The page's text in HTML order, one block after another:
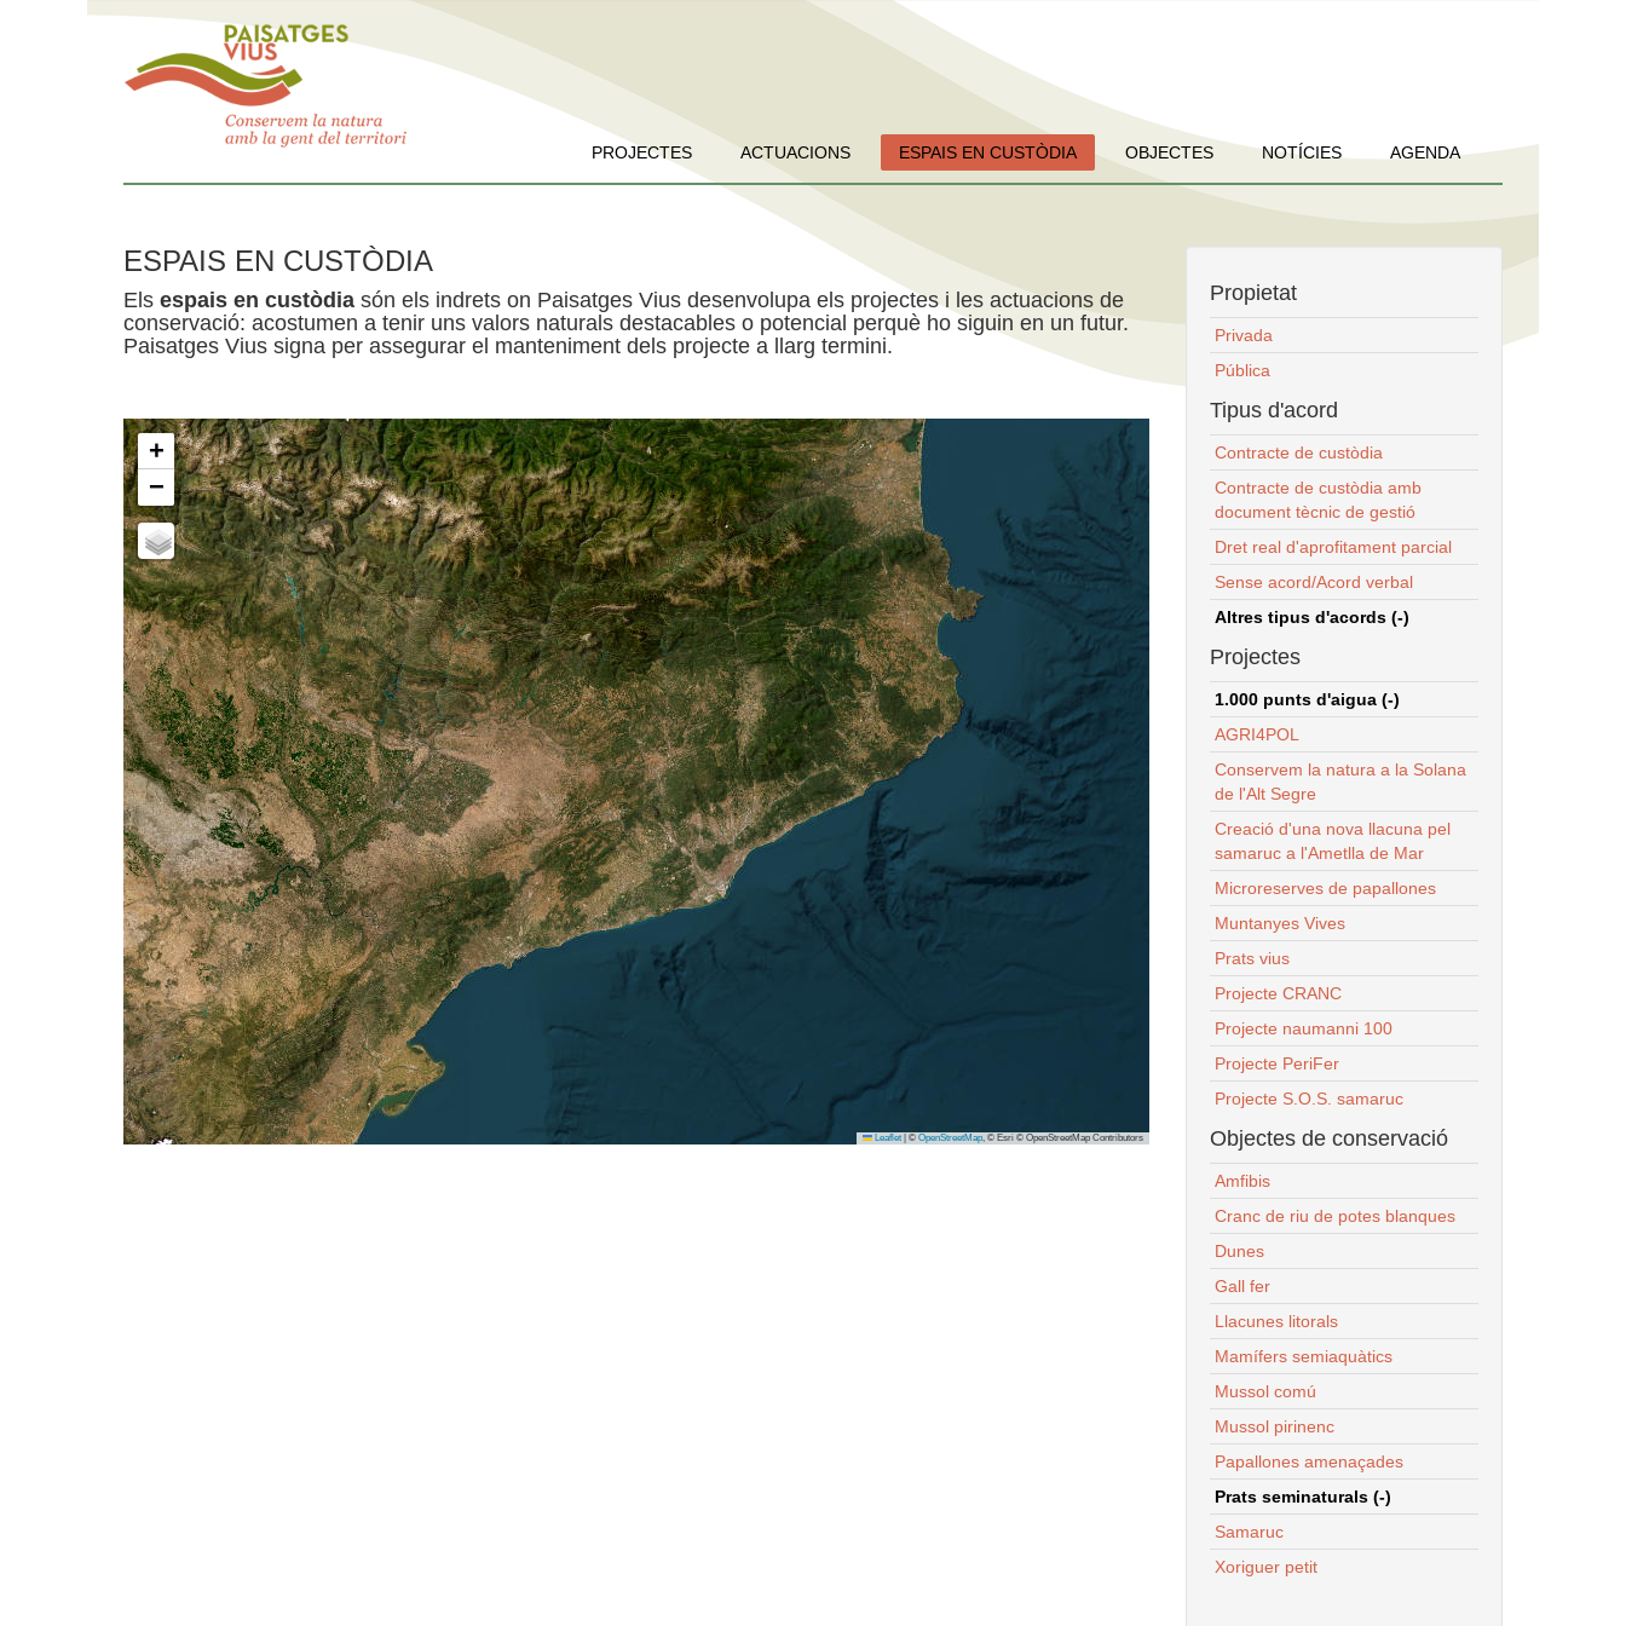
PROJECTES ACTUACIONS ESPAIS EN CUSTÒDIA OBJECTES NOTÍCIES AGENDA
ESPAIS EN CUSTÒDIA
Els espais en custòdia són els indrets on Paisatges Vius desenvolupa els projectes i les actuacions de
conservació: acostumen a tenir uns valors naturals destacables o potencial perquè ho siguin en un futur.
Paisatges Vius signa per assegurar el manteniment dels projecte a llarg termini.
+
−
Leaflet © OpenStreetMap, © Esri © OpenStreetMap Contributors
Propietat
Privada
Pública
Tipus d'acord
Contracte de custòdia
Contracte de custòdia amb
document tècnic de gestió
Dret real d'aprofitament parcial
Sense acord/Acord verbal
Altres tipus d'acords (-)
Projectes
1.000 punts d'aigua (-)
AGRI4POL
Conservem la natura a la Solana
de l'Alt Segre
Creació d'una nova llacuna pel
samaruc a l'Ametlla de Mar
Microreserves de papallones
Muntanyes Vives
Prats vius
Projecte CRANC
Projecte naumanni 100
Projecte PeriFer
Projecte S.O.S. samaruc
Objectes de conservació
Amfibis
Cranc de riu de potes blanques
Dunes
Gall fer
Llacunes litorals
Mamífers semiaquàtics
Mussol comú
Mussol pirinenc
Papallones amenaçades
Prats seminaturals (-)
Samaruc
Xoriguer petit